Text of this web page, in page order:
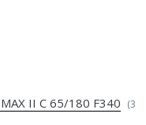
II C 65/180 F340 (3